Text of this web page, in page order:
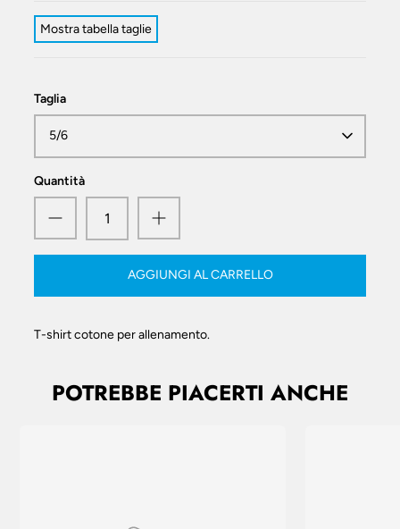
Mostra tabella taglie
Taglia
5/6
Quantità
AGGIUNGI AL CARRELLO
T-shirt cotone per allenamento.
POTREBBE PIACERTI ANCHE